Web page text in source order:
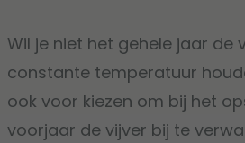
Wil je niet het gehele jaar de
constante temperatuur
ook voor kiezen om bij het
voorjaar de vijver bij te